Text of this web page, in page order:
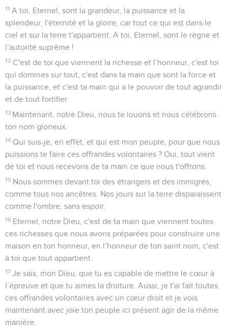
11 A toi, Eternel, sont la grandeur, la puissance et la
splendeur, l'éternité et la gloire, car tout ce qui est dans le
ciel et sur la terre t'appartient. A toi, Eternel, sont le règne et
l’autorité suprême !
12 C'est de toi que viennent la richesse et l’honneur, c'est toi
qui domines sur tout, c'est dans ta main que sont la force et
la puissance, et c'est ta main qui a le pouvoir de tout agrandir
et de tout fortifier.
13 Maintenant, notre Dieu, nous te louons et nous célébrons
ton nom glorieux.
14 Qui suis-je, en effet, et qui est mon peuple, pour que nous
puissions te faire ces offrandes volontaires ? Oui, tout vient
de toi et nous recevons de ta main ce que nous t'offrons.
15 Nous sommes devant toi des étrangers et des immigrés,
comme tous nos ancêtres. Nos jours sur la terre disparaissent
comme l'ombre, sans espoir.
16 Eternel, notre Dieu, c'est de ta main que viennent toutes
ces richesses que nous avons préparées pour construire une
maison en ton honneur, en l’honneur de ton saint nom, c'est
à toi que tout appartient.
17 Je sais, mon Dieu, que tu es capable de mettre le cœur à
l’épreuve et que tu aimes la droiture. Aussi, je t'ai fait toutes
ces offrandes volontaires avec un cœur droit et je vois
maintenant avec joie ton peuple ici présent agir de la même
manière.